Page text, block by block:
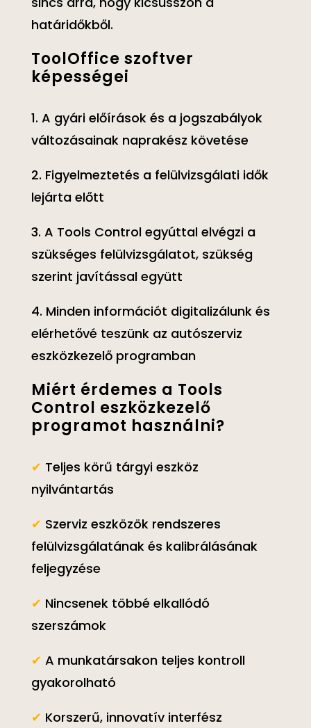
határidőkből.
ToolOffice szoftver
képességei
1. A gyári előírások és a jogszabályok
változásainak naprakész követése
2. Figyelmeztetés a felülvizsgálati idők
lejárta előtt
3. A Tools Control egyúttal elvégzi a
szükséges felülvizsgálatot, szükség
szerint javítással együtt
4. Minden információt digitalizálunk és
elérhetővé teszünk az autószerviz
eszközkezelő programban
Miért érdemes a Tools
Control eszközkezelő
programot használni?
✔ Teljes körű tárgyi eszköz
nyilvántartás
✔ Szerviz eszközök rendszeres
felülvizsgálatának és kalibrálásának
feljegyzése
✔ Nincsenek többé elkallódó
szerszámok
✔ A munkatársakon teljes kontroll
gyakorolható
✔ Korszerű, innovatív interfész